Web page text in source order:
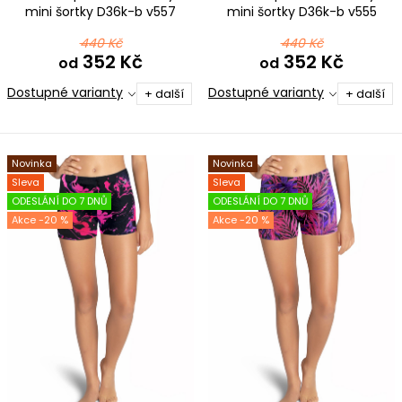
mini šortky D36k-b v557
440 Kč
od 352 Kč
Dostupné varianty + další
mini šortky D36k-b v555
440 Kč
od 352 Kč
Dostupné varianty + další
Novinka
Sleva
ODESLÁNÍ DO 7 DNŮ
-20 %
Novinka
Sleva
ODESLÁNÍ DO 7 DNŮ
-20 %